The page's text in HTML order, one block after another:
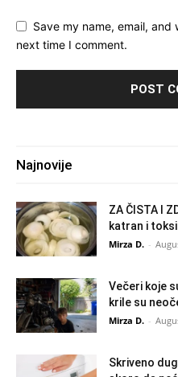
Save my name, email,
next time I comment.
Najnovije
ZA ČISTA I
katran i
Mirza D. -
Večeri koje
krile su
Mirza D. -
Skriveno